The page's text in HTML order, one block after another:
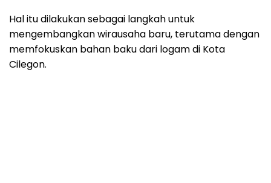
Hal itu dilakukan sebagai langkah untuk
mengembangkan wirausaha baru, terutama dengan
memfokuskan bahan baku dari logam di Kota
Cilegon.